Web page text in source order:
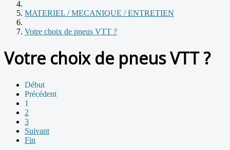
MATERIEL / MECANIQUE / ENTRETIEN
Votre choix de pneus VTT ?
Votre choix de pneus VTT ?
Début
Précédent
1
2
3
Suivant
Fin